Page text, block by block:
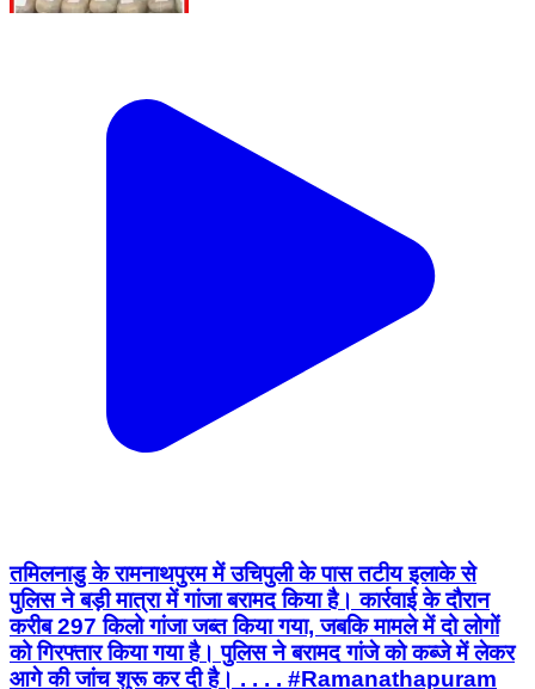
तमिलनाडु के रामनाथपुरम में उचिपुली के पास तटीय इलाके से
पुलिस ने बड़ी मात्रा में गांजा बरामद किया है। कार्रवाई के दौरान
करीब 297 किलो गांजा जब्त किया गया, जबकि मामले में दो लोगों
को गिरफ्तार किया गया है। पुलिस ने बरामद गांजे को कब्जे में लेकर
आगे की जांच शुरू कर दी है। . . . . #Ramanathapuram